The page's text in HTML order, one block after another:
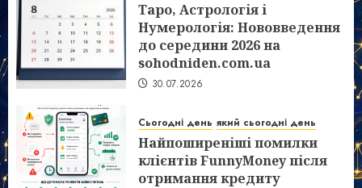
Таро, Астрологія і
Нумерологія: Нововведення
до середини 2026 на
sohodniden.com.ua
30.07.2026
Сьогодні день який сьогодні день
Найпоширеніші помилки
клієнтів FunnyMoney після
отримання кредиту